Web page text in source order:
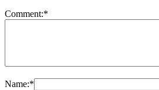
Comment:*
Name:*